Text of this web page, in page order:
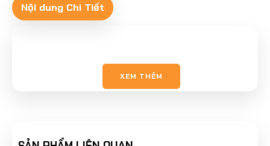
Nội dung Chi Tiết
XEM THÊM